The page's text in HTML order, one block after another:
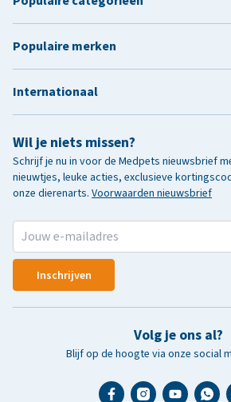
Wil je niets missen?
Schrijf je nu in voor de Medpets nieuwsbrief
nieuwtjes, leuke acties, exclusieve
onze dierenarts. Voorwaarden nieuwsbrief
Inschrijven
Volg je ons al?
Blijf op de hoogte via onze social
Populaire merken
Internationaal